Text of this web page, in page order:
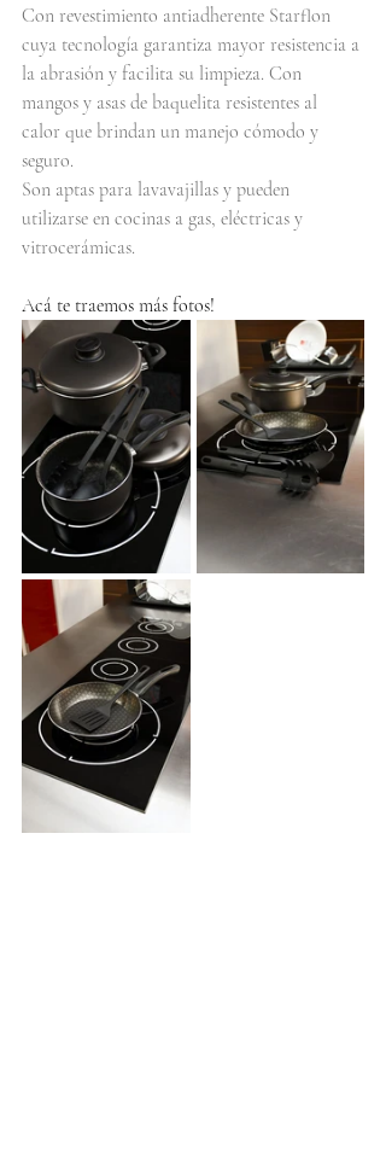
Con revestimiento antiadherente Starflon
cuya tecnología garantiza mayor resistencia a
la abrasión y facilita su limpieza. Con
mangos y asas de baquelita resistentes al
calor que brindan un manejo cómodo y
seguro.
Son aptas para lavavajillas y pueden
utilizarse en cocinas a gas, eléctricas y
vitrocerámicas.
Acá te traemos más fotos!